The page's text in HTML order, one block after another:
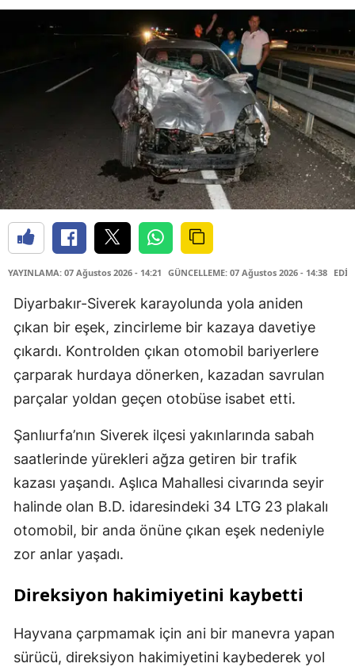
YAYINLAMA: 07 Ağustos 2026 - 14:21 GÜNCELLEME: 07 Ağustos 2026 - 14:38
Diyarbakır-Siverek karayolunda yola aniden
çıkan bir eşek, zincirleme bir kazaya davetiye
çıkardı. Kontrolden çıkan otomobil bariyerlere
çarparak hurdaya dönerken, kazadan savrulan
parçalar yoldan geçen otobüse isabet etti.
Şanlıurfa’nın Siverek ilçesi yakınlarında sabah
saatlerinde yürekleri ağza getiren bir trafik
kazası yaşandı. Aşlıca Mahallesi civarında seyir
halinde olan B.D. idaresindeki 34 LTG 23 plakalı
otomobil, bir anda önüne çıkan eşek nedeniyle
zor anlar yaşadı.
Direksiyon hakimiyetini kaybetti
Hayvana çarpmamak için ani bir manevra yapan
sürücü, direksiyon hakimiyetini kaybederek yol